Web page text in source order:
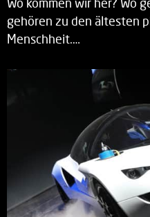
Wo kommen wir her? Wo
gehören zu den ältesten
Menschheit.…